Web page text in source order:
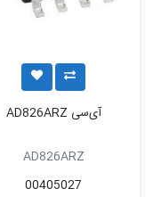
آی‌سی AD826ARZ
AD826ARZ
00405027